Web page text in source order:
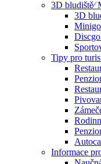
3D bludiště⁄
3D
Tipy pro
Informace